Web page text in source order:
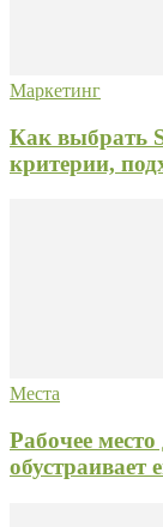
Маркетинг
Как выбрать
критерии,
Места
Рабочее
обустраивает